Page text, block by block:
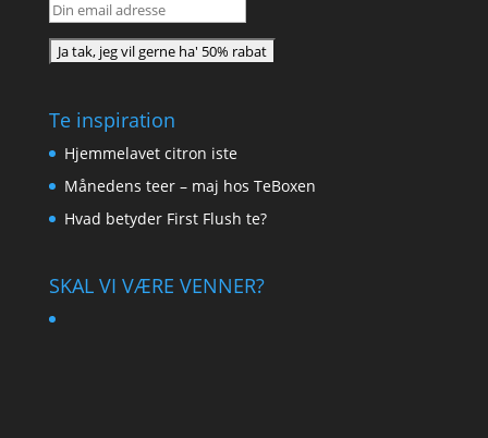
Te inspiration
Hjemmelavet citron iste
Månedens teer – maj hos TeBoxen
Hvad betyder First Flush te?
SKAL VI VÆRE VENNER?